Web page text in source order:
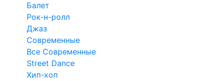
Балет
Рок-н-ролл
Джаз
Современные
Все Современные
Street Dance
Хип-хоп